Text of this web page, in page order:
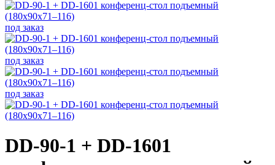
под заказ
под заказ
под заказ
DD-90-1 + DD-1601